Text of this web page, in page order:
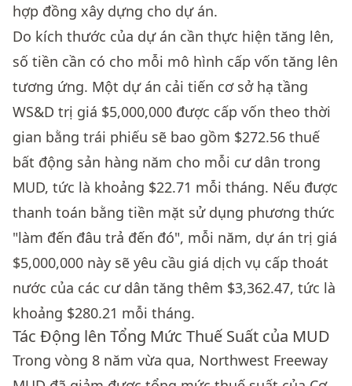
hợp đồng xây dựng cho dự án.
Do kích thước của dự án cần thực hiện tăng lên,
số tiền cần có cho mỗi mô hình cấp vốn tăng lên
tương ứng. Một dự án cải tiến cơ sở hạ tầng
WS&D trị giá $5,000,000 được cấp vốn theo thời
gian bằng trái phiếu sẽ bao gồm $272.56 thuế
bất động sản hàng năm cho mỗi cư dân trong
MUD, tức là khoảng $22.71 mỗi tháng. Nếu được
thanh toán bằng tiền mặt sử dụng phương thức
"làm đến đâu trả đến đó", mỗi năm, dự án trị giá
$5,000,000 này sẽ yêu cầu giá dịch vụ cấp thoát
nước của các cư dân tăng thêm $3,362.47, tức là
khoảng $280.21 mỗi tháng.
Tác Động lên Tổng Mức Thuế Suất của MUD
Trong vòng 8 năm vừa qua, Northwest Freeway